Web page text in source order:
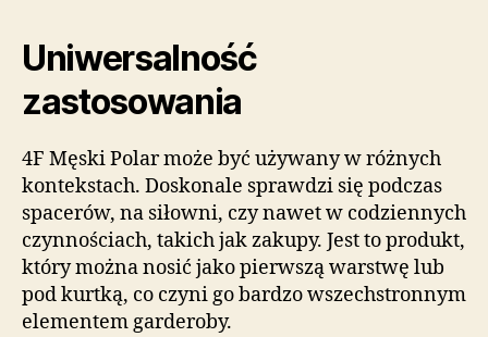
Uniwersalność
zastosowania
4F Męski Polar może być używany w różnych
kontekstach. Doskonale sprawdzi się podczas
spacerów, na siłowni, czy nawet w codziennych
czynnościach, takich jak zakupy. Jest to produkt,
który można nosić jako pierwszą warstwę lub
pod kurtką, co czyni go bardzo wszechstronnym
elementem garderoby.